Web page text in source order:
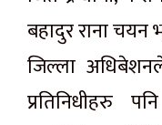
बहादुर राना चयन
जिल्ला
प्रतिनिधीहरु